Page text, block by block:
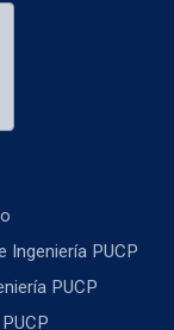
Ingeniería PUCP
PUCP